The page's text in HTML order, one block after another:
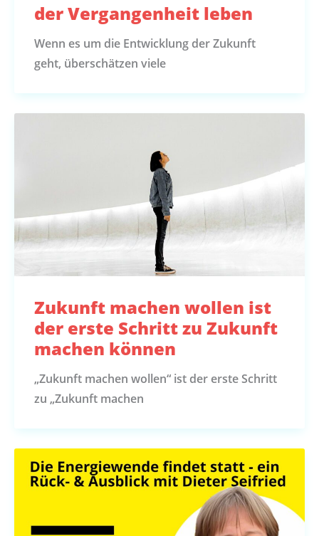
der Vergangenheit leben
Wenn es um die Entwicklung der Zukunft
geht, überschätzen viele
Zukunft machen wollen ist
der erste Schritt zu Zukunft
machen können
„Zukunft machen wollen“ ist der erste Schritt
zu „Zukunft machen